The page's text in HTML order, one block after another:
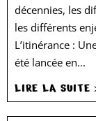
décennies, les
les différents
L’itinérance :
été lancée en...
LIRE LA SUITE